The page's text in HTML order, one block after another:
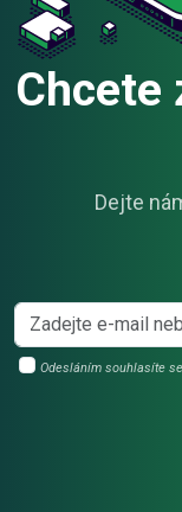
Chcete
Dejte
Odesláním souhlasíte